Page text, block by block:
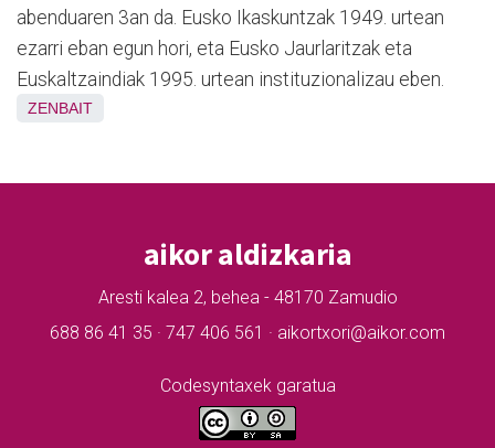
abenduaren 3an da. Eusko Ikaskuntzak 1949. urtean
ezarri eban egun hori, eta Eusko Jaurlaritzak eta
Euskaltzaindiak 1995. urtean instituzionalizau eben.
ZENBAIT
aikor aldizkaria
Aresti kalea 2, behea - 48170 Zamudio
688 86 41 35 · 747 406 561 · aikortxori@aikor.com
Codesyntaxek garatua